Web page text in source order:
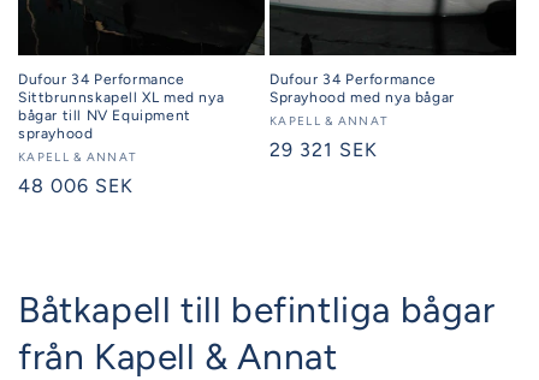
Dufour 34 Performance
Sittbrunnskapell XL med nya
bågar till NV Equipment
sprayhood
Säljare:
KAPELL & ANNAT
Ordinarie
48 006 SEK
Dufour 34 Performance
Sprayhood med nya bågar
Säljare:
KAPELL & ANNAT
Ordinarie
29 321 SEK
Båtkapell till befintliga bågar
från Kapell & Annat